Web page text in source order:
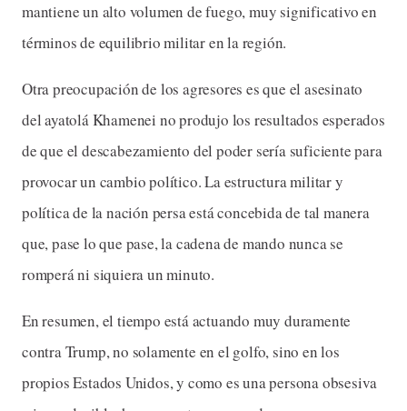
mantiene un alto volumen de fuego, muy significativo en
términos de equilibrio militar en la región.
Otra preocupación de los agresores es que el asesinato
del ayatolá Khamenei no produjo los resultados esperados
de que el descabezamiento del poder sería suficiente para
provocar un cambio político. La estructura militar y
política de la nación persa está concebida de tal manera
que, pase lo que pase, la cadena de mando nunca se
romperá ni siquiera un minuto.
En resumen, el tiempo está actuando muy duramente
contra Trump, no solamente en el golfo, sino en los
propios Estados Unidos, y como es una persona obsesiva